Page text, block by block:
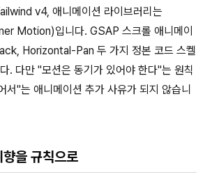
v4, 애니메이션 라이브러리는
Motion)입니다. GSAP 스크롤 애니메이
Horizontal-Pan 두 가지 정본 코드 스켈
. 다만 "모션은 동기가 있어야 한다"는 원칙
서"는 애니메이션 추가 사유가 되지 않습니
을 규칙으로